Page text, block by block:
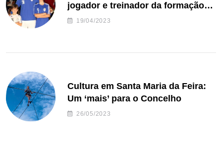
jogador e treinador da formação
de andebol do Feirense
19/04/2023
Cultura em Santa Maria da Feira:
Um ‘mais’ para o Concelho
26/05/2023